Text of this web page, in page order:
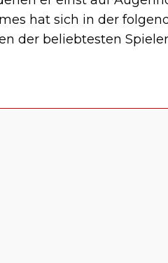
hat sich in der
der beliebtesten